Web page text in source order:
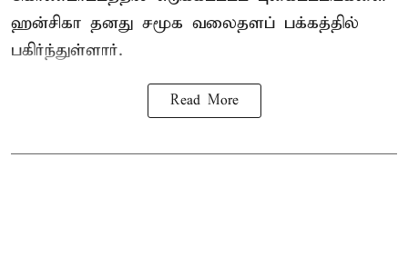
ஹன்சிகா தனது சமூக வலைதளப் பக்கத்தில்
பகிர்ந்துள்ளார்.
Read More